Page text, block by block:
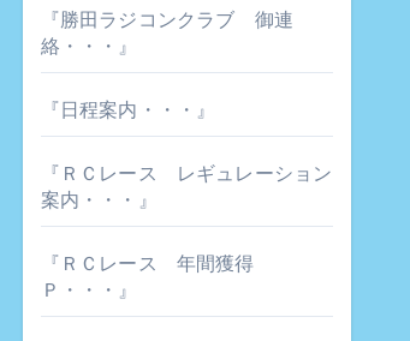
『勝田ラジコンクラブ 御連
絡・・・』
『日程案内・・・』
『ＲＣレース レギュレーション
案内・・・』
『ＲＣレース 年間獲得
Ｐ・・・』